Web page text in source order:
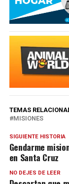
TEMAS
MISIONES
SIGUIENTE HISTORIA
Gendarme
en Santa Cruz
NO DEJES DE LEER